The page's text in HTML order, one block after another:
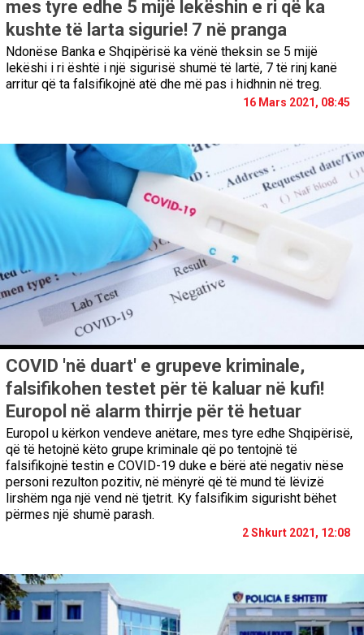
mes tyre edhe 5 mijë lekëshin e ri që ka
kushte të larta sigurie! 7 në pranga
Ndonëse Banka e Shqipërisë ka vënë theksin se 5 mijë
lekëshi i ri është i një sigurisë shumë të lartë, 7 të rinj kanë
arritur që ta falsifikojnë atë dhe më pas i hidhnin në treg.
16 Mars 2021, 08:45
COVID 'në duart' e grupeve kriminale,
falsifikohen testet për të kaluar në kufi!
Europol në alarm thirrje për të hetuar
Europol u kërkon vendeve anëtare, mes tyre edhe Shqipërisë,
që të hetojnë këto grupe kriminale që po tentojnë të
falsifikojnë testin e COVID-19 duke e bërë atë negativ nëse
personi rezulton pozitiv, në mënyrë që të mund të lëvizë
lirshëm nga një vend në tjetrit. Ky falsifikim sigurisht bëhet
përmes një shumë parash.
2 Shkurt 2021, 12:08